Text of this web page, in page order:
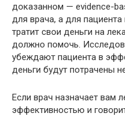
доказанном — evi­dence-
для врача, а для
тратит свои деньги на
должно помочь.
убеждают пациента в
деньги будут потрачены
Если врач назначает вам
эффективностью и